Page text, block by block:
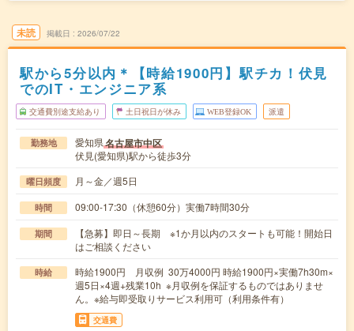
未読 掲載日 2026/07/22
駅から5分以内＊【時給1900円】駅チカ！伏見
でのIT・エンジニア系
交通費別途支給あり 土日祝日が休み WEB登録OK 派遣
勤務地 愛知県名古屋市中区
伏見(愛知県)駅から徒歩3分
曜日頻度 月～金／週5日
時間 09:00-17:30（休憩60分）実働7時間30分
期間
【急募】即日～長期 ※1か月以内のスタートも可能！開始日
はご相談ください
時給
時給1900円 月収例 30万4000円 時給1900円×実働7h30m×
週5日×4週+残業10h ※月収例を保証するものではありませ
ん。※給与即受取りサービス利用可（利用条件有）
交通費